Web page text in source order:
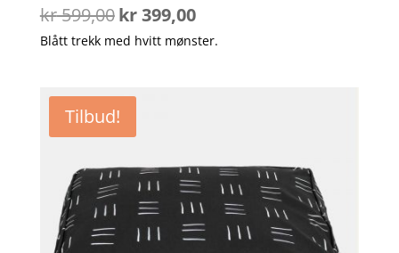
kr599,00 Opprinnelig
var:
kr399,00Nåværende
er:
Blått trekk med hvitt mønster.
Tilbud!